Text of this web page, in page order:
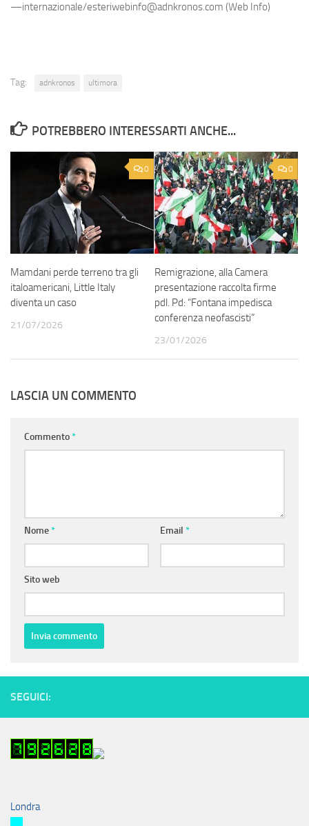
—internazionale/esteriwebinfo@adnkronos.com (Web Info)
Tag: adnkronos ultimora
POTREBBERO INTERESSARTI ANCHE...
0
Mamdani perde terreno tra gli
italoamericani, Little Italy
diventa un caso
21/07/2026
0
Remigrazione, alla Camera
presentazione raccolta firme
pdl. Pd: “Fontana impedisca
conferenza neofascisti”
23/01/2026
LASCIA UN COMMENTO
Commento*
Nome* Email *
Sito web
SEGUICI:
Londra